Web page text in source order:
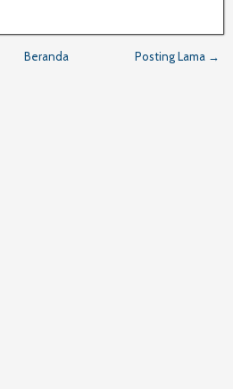
Posting Lama →
Beranda